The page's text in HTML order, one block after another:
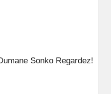
Sonko Regardez!